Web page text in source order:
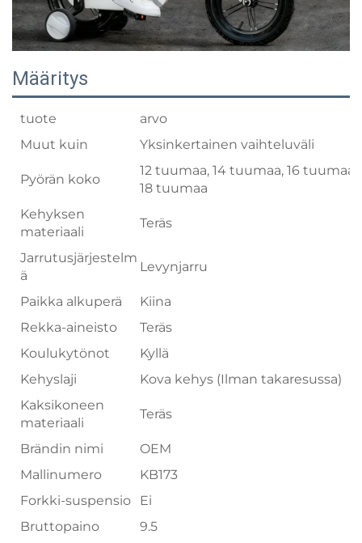
Määritys
tuote
arvo
Muut kuin
Yksinkertainen vaihteluväli
Pyörän koko
12 tuumaa, 14 tuumaa, 16 tuumaa,
18 tuumaa
Kehyksen
materiaali
Teräs
Jarrutusjärjestelm
ä
Levynjarru
Paikka alkuperä
Kiina
Rekka-aineisto
Teräs
Koulukytönot
Kyllä
Kehyslaji
Kova kehys (Ilman takaresussa)
Kaksikoneen
materiaali
Teräs
Brändin nimi
OEM
Mallinumero
KB173
Forkki-suspensio
Ei
Bruttopaino
9.5